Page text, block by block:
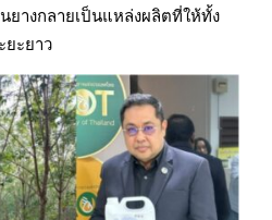
ยางกลายเป็นแหล่งผลิตที่ให้ทั้ง
ยะยาว